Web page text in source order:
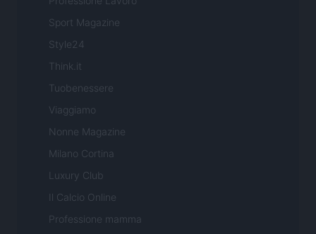
Sport Magazine
Style24
Think.it
Tuobenessere
Viaggiamo
Nonne Magazine
Milano Cortina
Luxury Club
Il Calcio Online
Professione mamma